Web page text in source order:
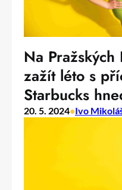
Na
zažít léto s
Starbucks
20. 5. 2024•Ivo